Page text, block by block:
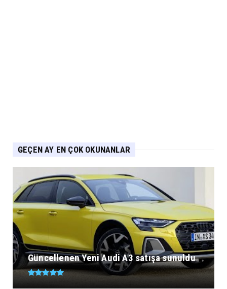
GEÇEN AY EN ÇOK OKUNANLAR
Güncellenen Yeni Audi A3 satışa sunuldu